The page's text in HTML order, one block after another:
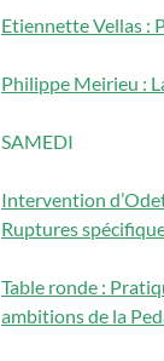
Etiennette Vellas :
Philippe Meirieu :
SAMEDI
Intervention
Ruptures
Table ronde :
ambitions de la